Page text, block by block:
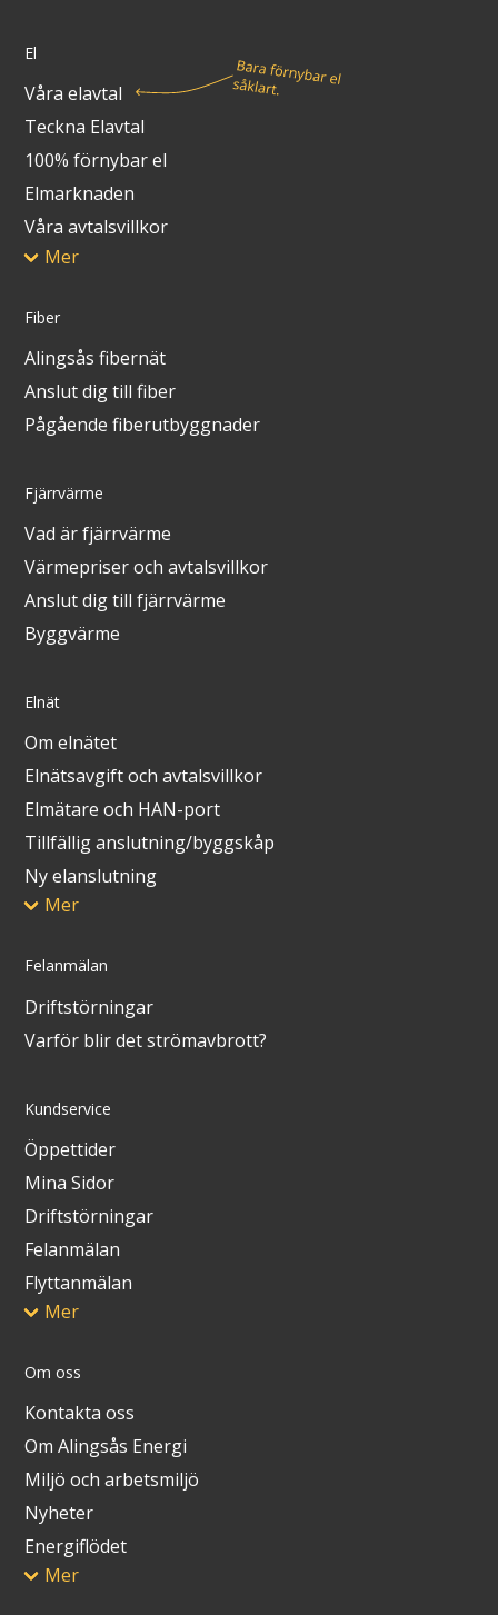
Tillgänglighetsredogörelse
El
Våra elavtal
Teckna Elavtal
100% förnybar el
Elmarknaden
Våra avtalsvillkor
Mer
Fiber
Alingsås fibernät
Anslut dig till fiber
Pågående fiberutbyggnader
Fjärrvärme
Vad är fjärrvärme
Värmepriser och avtalsvillkor
Anslut dig till fjärrvärme
Byggvärme
Elnät
Om elnätet
Elnätsavgift och avtalsvillkor
Elmätare och HAN-port
Tillfällig anslutning/byggskåp
Ny elanslutning
Mer
Felanmälan
Driftstörningar
Varför blir det strömavbrott?
Kundservice
Öppettider
Mina Sidor
Driftstörningar
Felanmälan
Flyttanmälan
Mer
Om oss
Kontakta oss
Om Alingsås Energi
Miljö och arbetsmiljö
Nyheter
Energiflödet
Mer